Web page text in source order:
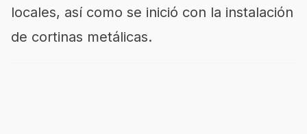
locales, así como se inició con la instalación
de cortinas metálicas.